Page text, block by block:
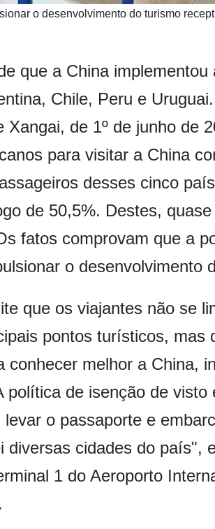
o desenvolvimento do turismo
que a China implementou
Chile, Peru e
de 1º de junho de
para visitar a China
desses cinco
de 50,5%. Destes,
fatos comprovam que a
o desenvolvimento
que os viajantes não se
pontos turísticos, mas
melhor a China,
de isenção de visto
o passaporte e
cidades do país",
1 do Aeroporto